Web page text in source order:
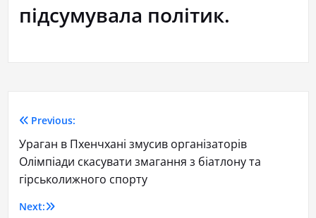
підсумувала політик.
Previous:
Ураган в Пхенчхані змусив організаторів
Олімпіади скасувати змагання з біатлону та
гірськолижного спорту
Next: